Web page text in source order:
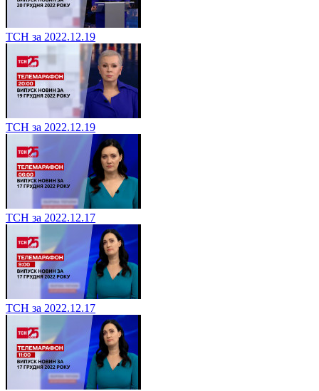
ТСН за 2022.12.19
ТСН за 2022.12.19
ТСН за 2022.12.17
ТСН за 2022.12.17